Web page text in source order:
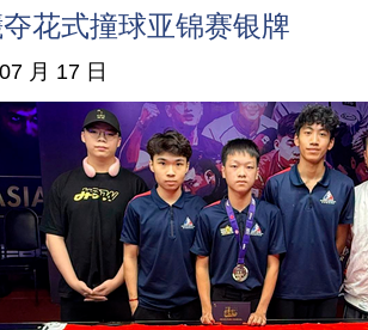
花式撞球亚锦赛银牌
月 17 日